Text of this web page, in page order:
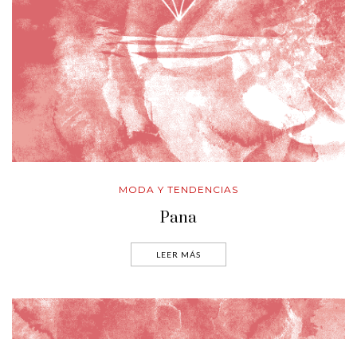
MODA Y TENDENCIAS
Pana
LEER MÁS